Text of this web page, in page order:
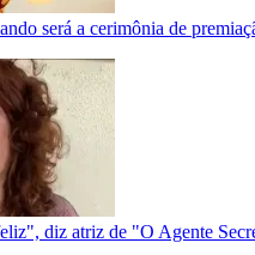
será a cerimônia de
diz atriz de "O Agente